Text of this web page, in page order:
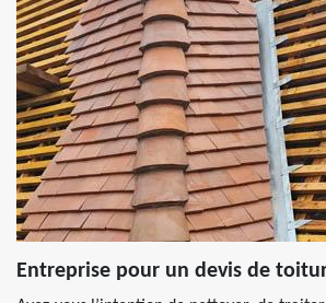
Entreprise pour un devis de